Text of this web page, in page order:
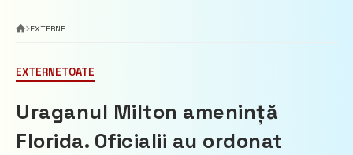
EXTERNE
EXTERNETOATE
Uraganul Milton amenință
Florida. Oficialii au ordonat